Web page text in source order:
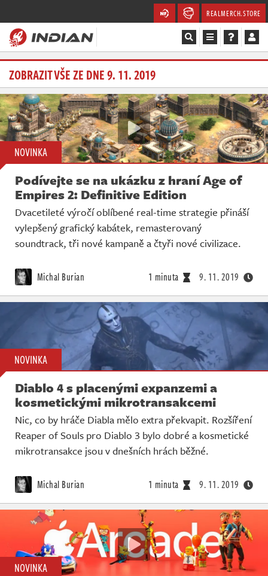
REALMERCH.STORE
Magazín
Recenze
Videa
Soutěže
Databáze
Komunita
Redakce
Živě
ZOBRAZIT VŠE ZE DNE 9. 11. 2019
NOVINKA
Podívejte se na ukázku z hraní Age of
Empires 2: Definitive Edition
Dvacetileté výročí oblíbené real-time strategie přináší
vylepšený grafický kabátek, remasterovaný
soundtrack, tři nové kampaně a čtyři nové civilizace.
Michal Burian 1 minuta 9. 11. 2019
NOVINKA
Diablo 4 s placenými expanzemi a
kosmetickými mikrotransakcemi
Nic, co by hráče Diabla mělo extra překvapit. Rozšíření
Reaper of Souls pro Diablo 3 bylo dobré a kosmetické
mikrotransakce jsou v dnešních hrách běžné.
Michal Burian 1 minuta 9. 11. 2019
NOVINKA